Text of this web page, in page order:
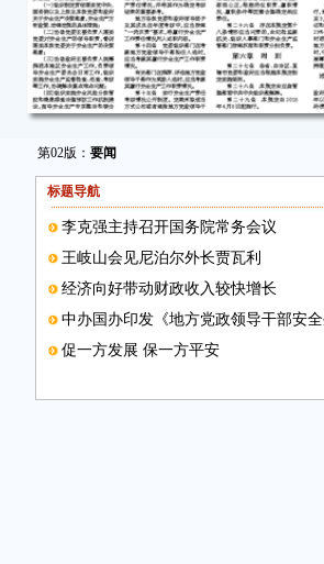
第02版： 要闻
标题导航
李克强主持召开国务院常务会议
王岐山会见尼泊尔外长贾瓦利
经济向好带动财政收入较快增长
中办国办印发《地方党政领导干部安全
促一方发展 保一方平安